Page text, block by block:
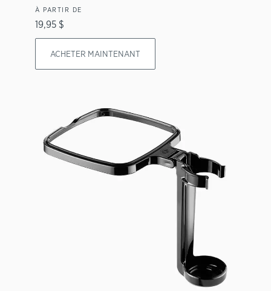
À PARTIR DE
19,95 $
ACHETER MAINTENANT